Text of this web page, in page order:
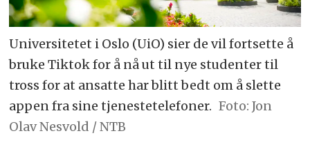
Universitetet i Oslo (UiO) sier de vil fortsette å
bruke Tiktok for å nå ut til nye studenter til
tross for at ansatte har blitt bedt om å slette
appen fra sine tjenestetelefoner. Foto: Jon
Olav Nesvold / NTB